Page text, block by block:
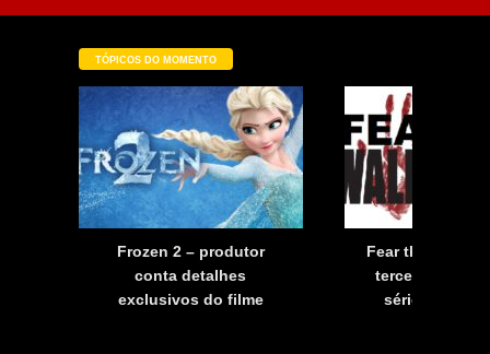
TÓPICOS DO MOMENTO
Frozen 2 – produtor
conta detalhes
exclusivos do filme
Fear the
terceira
série já tem